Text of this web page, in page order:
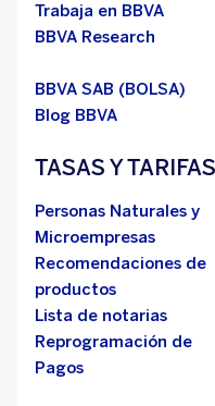
Trabaja en BBVA
BBVA Research
BBVA SAB (BOLSA)
Blog BBVA
TASAS Y TARIFAS
Personas Naturales y
Microempresas
Recomendaciones de
productos
Lista de notarias
Reprogramación de
Pagos